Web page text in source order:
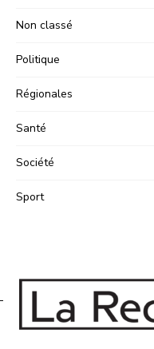
Non classé
Politique
Régionales
Santé
Société
Sport